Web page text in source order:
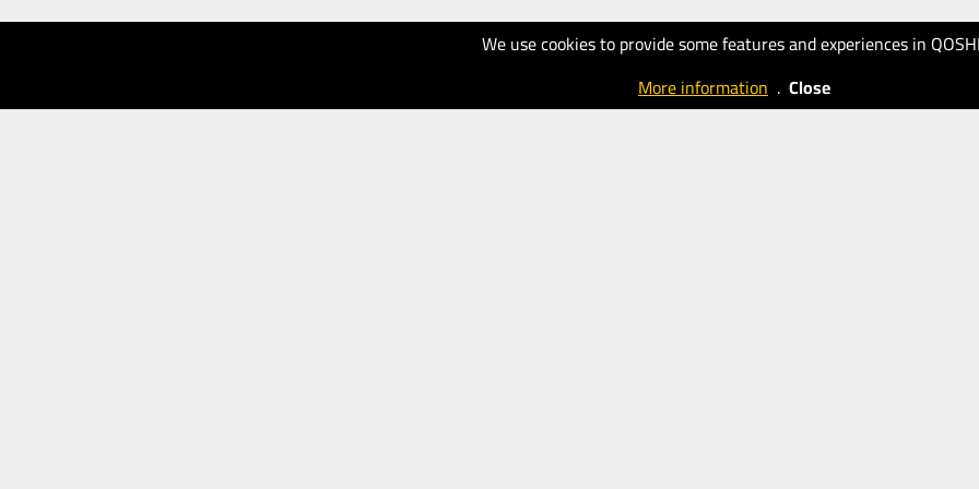
We use cookies to provide some features and experiences in
More information . Close